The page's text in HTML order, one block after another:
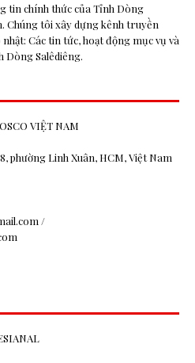
tin chính thức của Tỉnh Dòng
Chúng tôi xây dựng kênh truyền
Các tin tức, hoạt động mục vụ và
Dòng Salêdiêng.
VIỆT NAM
phường Linh Xuân, HCM, Việt Nam
/